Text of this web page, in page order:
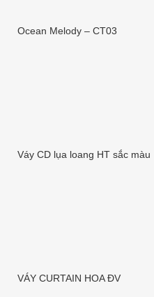
Ocean Melody – CT03
Váy CD lụa loang HT sắc màu
VÁY CURTAIN HOA ĐV